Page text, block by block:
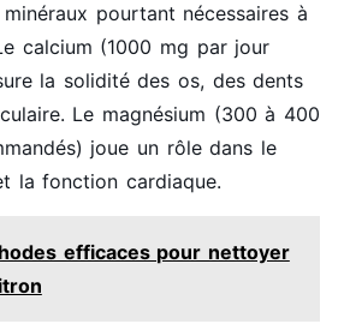
pourtant nécessaires à
calcium (1000 mg par jour
la solidité des os, des dents
Le magnésium (300 à 400
joue un rôle dans le
la fonction cardiaque.
efficaces pour nettoyer